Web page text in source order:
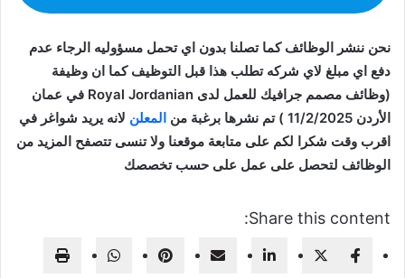
نحن ننشر الوظائف كما تصلنا بدون اي تحمل مسؤوليه الرجاء عدم
دفع اي مبلغ لاي شركه تطلب هذا قبل التوظيف كما ان وظيفة
(وظائف مصمم جرافيك للعمل لدى Royal Jordanian في عمان
الأردن 11/2/2025 ) تم نشرها برغبة من
المعلن لانه يريد شواغر في
اقرب وقت شكرا لكم على متابعة موقعنا ولا تنسى تتصفح المزيد من
الوظائف لتحصل على عمل على حسب تخصصك
Share this content: